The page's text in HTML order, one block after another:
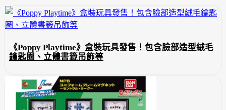
《Poppy Playtime》盒裝玩具發售！包含臉部造型絨毛
鑰匙圈、立體書籤吊飾等